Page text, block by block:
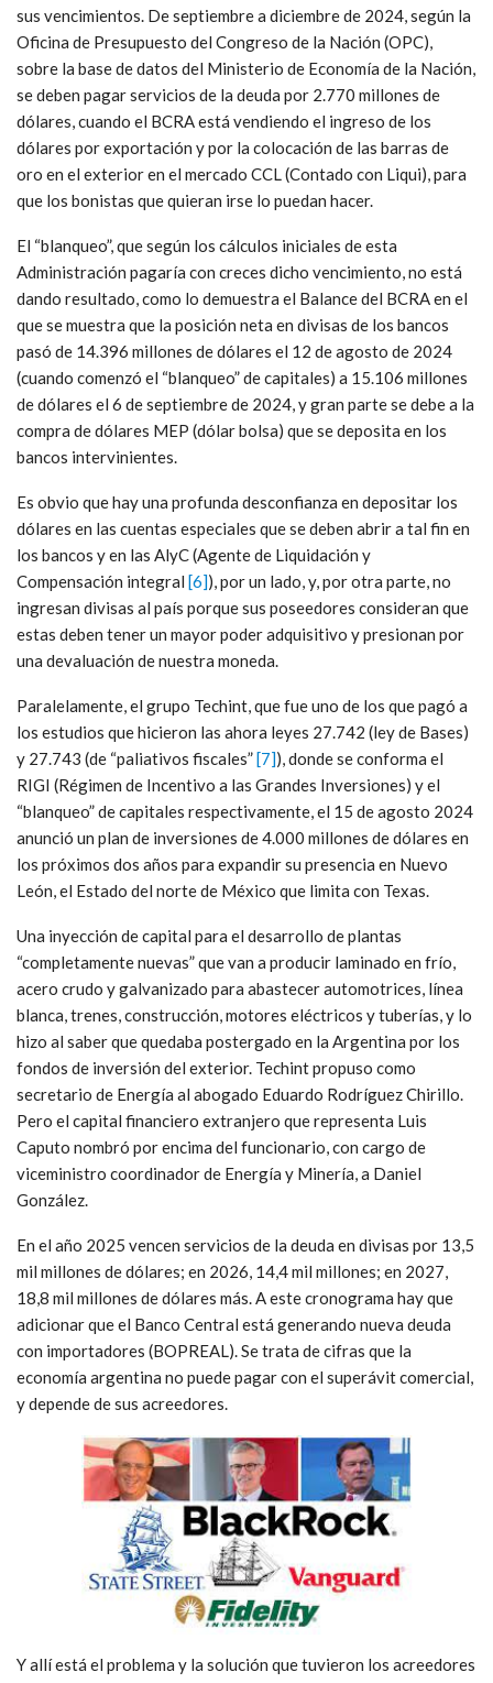
sus vencimientos. De septiembre a diciembre de 2024, según la
Oficina de Presupuesto del Congreso de la Nación (OPC),
sobre la base de datos del Ministerio de Economía de la Nación,
se deben pagar servicios de la deuda por 2.770 millones de
dólares, cuando el BCRA está vendiendo el ingreso de los
dólares por exportación y por la colocación de las barras de
oro en el exterior en el mercado CCL (Contado con Liqui), para
que los bonistas que quieran irse lo puedan hacer.
El “blanqueo”, que según los cálculos iniciales de esta
Administración pagaría con creces dicho vencimiento, no está
dando resultado, como lo demuestra el Balance del BCRA en el
que se muestra que la posición neta en divisas de los bancos
pasó de 14.396 millones de dólares el 12 de agosto de 2024
(cuando comenzó el “blanqueo” de capitales) a 15.106 millones
de dólares el 6 de septiembre de 2024, y gran parte se debe a la
compra de dólares MEP (dólar bolsa) que se deposita en los
bancos intervinientes.
Es obvio que hay una profunda desconfianza en depositar los
dólares en las cuentas especiales que se deben abrir a tal fin en
los bancos y en las AlyC (Agente de Liquidación y
Compensación integral [6]), por un lado, y, por otra parte, no
ingresan divisas al país porque sus poseedores consideran que
estas deben tener un mayor poder adquisitivo y presionan por
una devaluación de nuestra moneda.
Paralelamente, el grupo Techint, que fue uno de los que pagó a
los estudios que hicieron las ahora leyes 27.742 (ley de Bases)
y 27.743 (de “paliativos fiscales”[7]), donde se conforma el
RIGI (Régimen de Incentivo a las Grandes Inversiones) y el
“blanqueo” de capitales respectivamente, el 15 de agosto 2024
anunció un plan de inversiones de 4.000 millones de dólares en
los próximos dos años para expandir su presencia en Nuevo
León, el Estado del norte de México que limita con Texas.
Una inyección de capital para el desarrollo de plantas
“completamente nuevas” que van a producir laminado en frío,
acero crudo y galvanizado para abastecer automotrices, línea
blanca, trenes, construcción, motores eléctricos y tuberías, y lo
hizo al saber que quedaba postergado en la Argentina por los
fondos de inversión del exterior. Techint propuso como
secretario de Energía al abogado Eduardo Rodríguez Chirillo.
Pero el capital financiero extranjero que representa Luis
Caputo nombró por encima del funcionario, con cargo de
viceministro coordinador de Energía y Minería, a Daniel
González.
En el año 2025 vencen servicios de la deuda en divisas por 13,5
mil millones de dólares; en 2026, 14,4 mil millones; en 2027,
18,8 mil millones de dólares más. A este cronograma hay que
adicionar que el Banco Central está generando nueva deuda
con importadores (BOPREAL). Se trata de cifras que la
economía argentina no puede pagar con el superávit comercial,
y depende de sus acreedores.
Y allí está el problema y la solución que tuvieron los acreedores